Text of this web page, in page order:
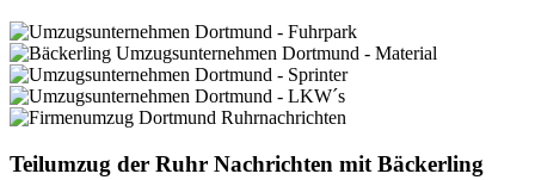
Teilumzug der Ruhr Nachrichten mit Bäckerling